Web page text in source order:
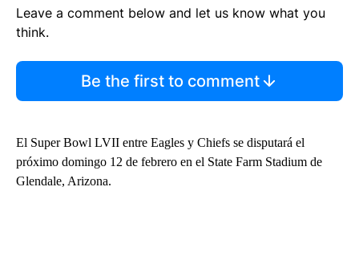
Leave a comment below and let us know what you
think.
Be the first to comment
El Super Bowl LVII entre Eagles y Chiefs se disputará el
próximo domingo 12 de febrero en el State Farm Stadium de
Glendale, Arizona.